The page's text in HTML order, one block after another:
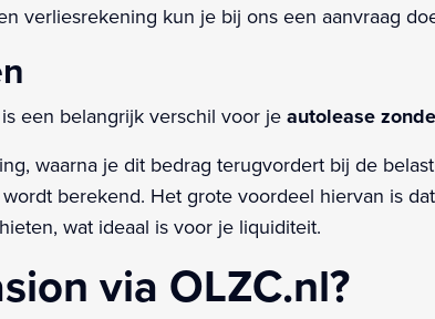
verliesrekening kun je bij ons een aanvraag
een belangrijk verschil voor je autolease
waarna je dit bedrag terugvordert bij de
berekend. Het grote voordeel hiervan is
wat ideaal is voor je liquiditeit.
via OLZC.nl?